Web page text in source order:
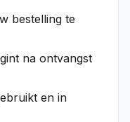
bestelling te
na ontvangst
en in